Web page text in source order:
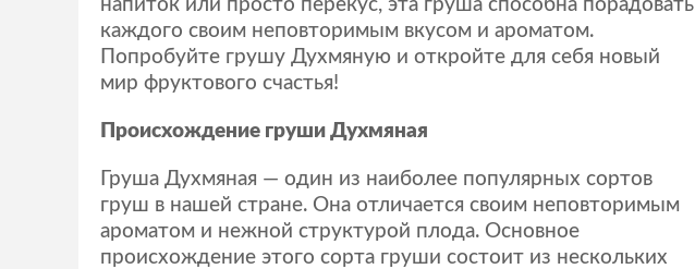
напиток или просто перекус, эта груша способна порадовать
каждого своим неповторимым вкусом и ароматом.
Попробуйте грушу Духмяную и откройте для себя новый
мир фруктового счастья!
Происхождение груши Духмяная
Груша Духмяная — один из наиболее популярных сортов
груш в нашей стране. Она отличается своим неповторимым
ароматом и нежной структурой плода. Основное
происхождение этого сорта груши состоит из нескольких